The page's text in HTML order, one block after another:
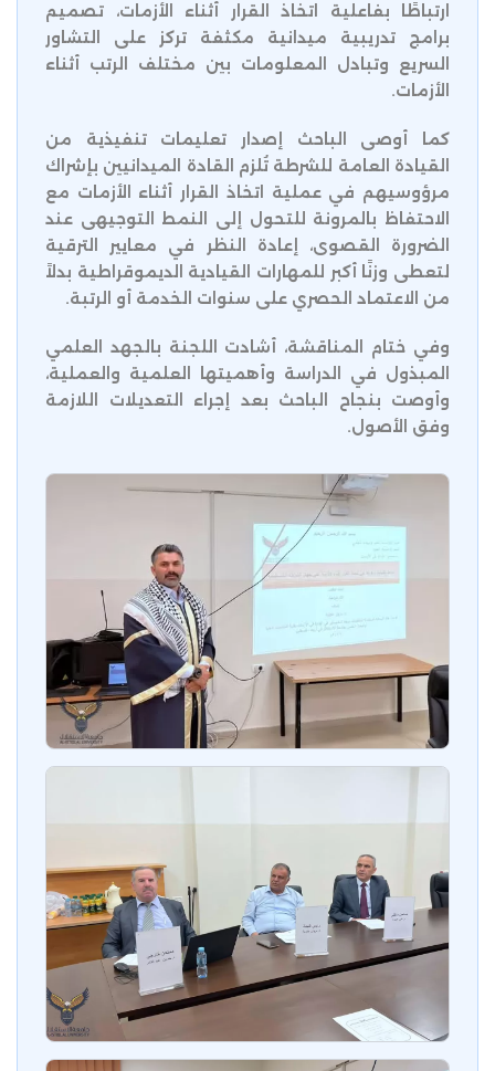
ارتباطًا بفاعلية اتخاذ القرار أثناء الأزمات، تصميم
برامج تدريبية ميدانية مكثفة تركز على التشاور
السريع وتبادل المعلومات بين مختلف الرتب أثناء
الأزمات.
كما أوصى الباحث إصدار تعليمات تنفيذية من
القيادة العامة للشرطة تُلزم القادة الميدانيين بإشراك
مرؤوسيهم في عملية اتخاذ القرار أثناء الأزمات مع
الاحتفاظ بالمرونة للتحول إلى النمط التوجيهى عند
الضرورة القصوى، إعادة النظر في معايير الترقية
لتعطى وزنًا أكبر للمهارات القيادية الديموقراطية بدلاً
من الاعتماد الحصري على سنوات الخدمة أو الرتبة.
وفي ختام المناقشة، أشادت اللجنة بالجهد العلمي
المبذول في الدراسة وأهميتها العلمية والعملية،
وأوصت بنجاح الباحث بعد إجراء التعديلات اللازمة
وفق الأصول.